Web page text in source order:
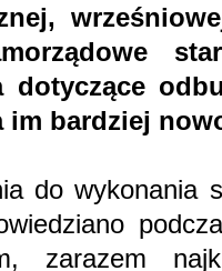
dotyczące
im bardziej
do wykonania
zarazem